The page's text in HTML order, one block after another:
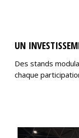
UN
Des stands
chaque